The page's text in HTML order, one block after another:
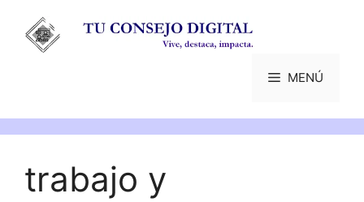
contenido
MENÚ
trabajo y